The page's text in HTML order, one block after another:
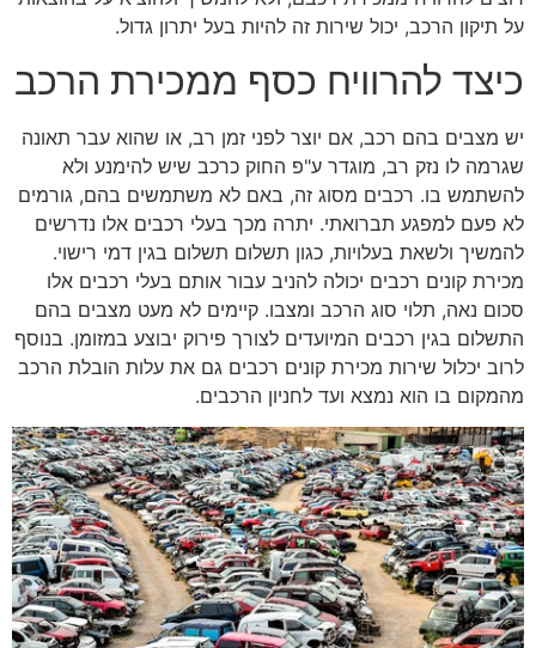
על תיקון הרכב, יכול שירות זה להיות בעל יתרון גדול.
כיצד להרוויח כסף ממכירת הרכב
יש מצבים בהם רכב, אם יוצר לפני זמן רב, או שהוא עבר תאונה
שגרמה לו נזק רב, מוגדר ע"פ החוק כרכב שיש להימנע ולא
להשתמש בו. רכבים מסוג זה, באם לא משתמשים בהם, גורמים
לא פעם למפגע תברואתי. יתרה מכך בעלי רכבים אלו נדרשים
להמשיך ולשאת בעלויות, כגון תשלום תשלום בגין דמי רישוי.
מכירת קונים רכבים יכולה להניב עבור אותם בעלי רכבים אלו
סכום נאה, תלוי סוג הרכב ומצבו. קיימים לא מעט מצבים בהם
התשלום בגין רכבים המיועדים לצורך פירוק יבוצע במזומן. בנוסף
לרוב יכלול שירות מכירת קונים רכבים גם את עלות הובלת הרכב
מהמקום בו הוא נמצא ועד לחניון הרכבים.